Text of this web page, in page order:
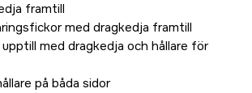
framtill
med dragkedja framtill
med dragkedja och hållare för
på båda sidor